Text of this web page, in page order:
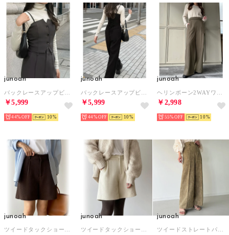
junoah
￥5,999
44% 10
junoah
￥5,999
44% 10
junoah
￥2,998
55% 10
junoah junoah junoah